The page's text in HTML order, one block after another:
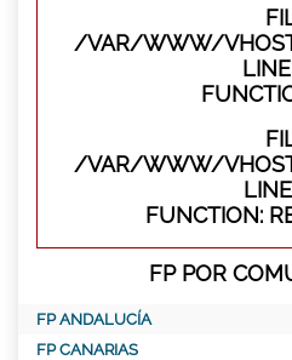
/VAR/WWW/
/VAR/WWW/
FUNCTION:
FP POR
FP ANDALUCÍA
FP CANARIAS